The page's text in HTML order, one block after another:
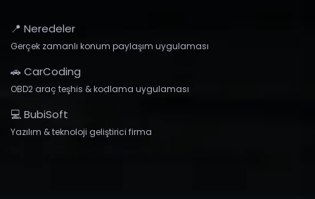
📍 Neredeler
Gerçek zamanlı konum paylaşım uygulaması
🚗 CarCoding
OBD2 araç teşhis & kodlama uygulaması
💻 BubiSoft
Yazılım & teknoloji geliştirici firma